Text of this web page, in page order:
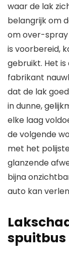
waar de lak
belangrijk om
om over-
is voorbereid,
gebruikt. Het
fabrikant
dat de lak
in dunne,
elke laag
de volgende
met het
glanzende
bijna
auto kan
spuitbus